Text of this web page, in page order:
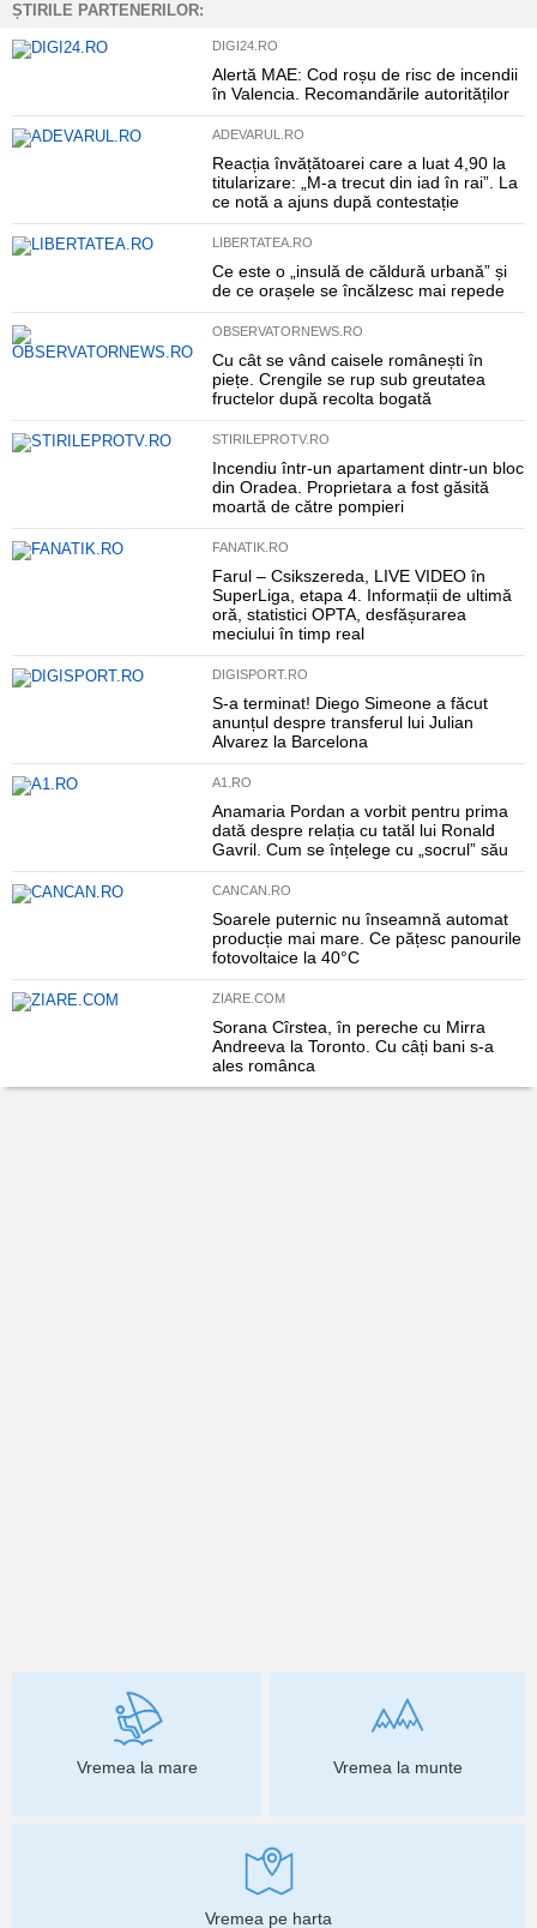
ȘTIRILE PARTENERILOR:
DIGI24.RO
Alertă MAE: Cod roșu de risc de incendii
în Valencia. Recomandările autorităților
ADEVARUL.RO
Reacția învățătoarei care a luat 4,90 la
titularizare: „M-a trecut din iad în rai”. La
ce notă a ajuns după contestație
LIBERTATEA.RO
Ce este o „insulă de căldură urbană” și
de ce orașele se încălzesc mai repede
OBSERVATORNEWS.RO
Cu cât se vând caisele românești în
piețe. Crengile se rup sub greutatea
fructelor după recolta bogată
STIRILEPROTV.RO
Incendiu într-un apartament dintr-un bloc
din Oradea. Proprietara a fost găsită
moartă de către pompieri
FANATIK.RO
Farul – Csikszereda, LIVE VIDEO în
SuperLiga, etapa 4. Informații de ultimă
oră, statistici OPTA, desfășurarea
meciului în timp real
DIGISPORT.RO
S-a terminat! Diego Simeone a făcut
anunțul despre transferul lui Julian
Alvarez la Barcelona
A1.RO
Anamaria Pordan a vorbit pentru prima
dată despre relația cu tatăl lui Ronald
Gavril. Cum se înțelege cu „socrul” său
CANCAN.RO
Soarele puternic nu înseamnă automat
producție mai mare. Ce pățesc panourile
fotovoltaice la 40°C
ZIARE.COM
Sorana Cîrstea, în pereche cu Mirra
Andreeva la Toronto. Cu câți bani s-a
ales românca
Vremea la mare Vremea la munte
Vremea pe harta